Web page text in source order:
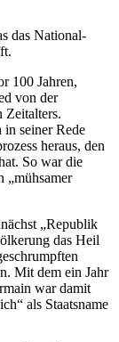
das National-
100 Jahren,
von der
Zeitalters.
seiner Rede
heraus, den
So war die
„mühsamer
„Republik
das Heil
Mit dem ein Jahr
war damit
als Staatsname